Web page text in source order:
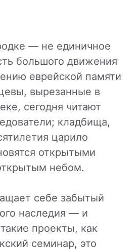
— не единичное
большого движения
еврейской памяти
вырезанные в
сегодня читают
кладбища,
царило
открытыми
небом.
себе забытый
наследия — и
проекты, как
семинар, это